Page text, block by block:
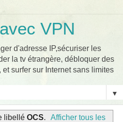
VPN
d'adresse IP,sécuriser les
la tv étrangère, débloquer des
surfer sur Internet sans limites
▼
libellé OCS.
Afficher tous les